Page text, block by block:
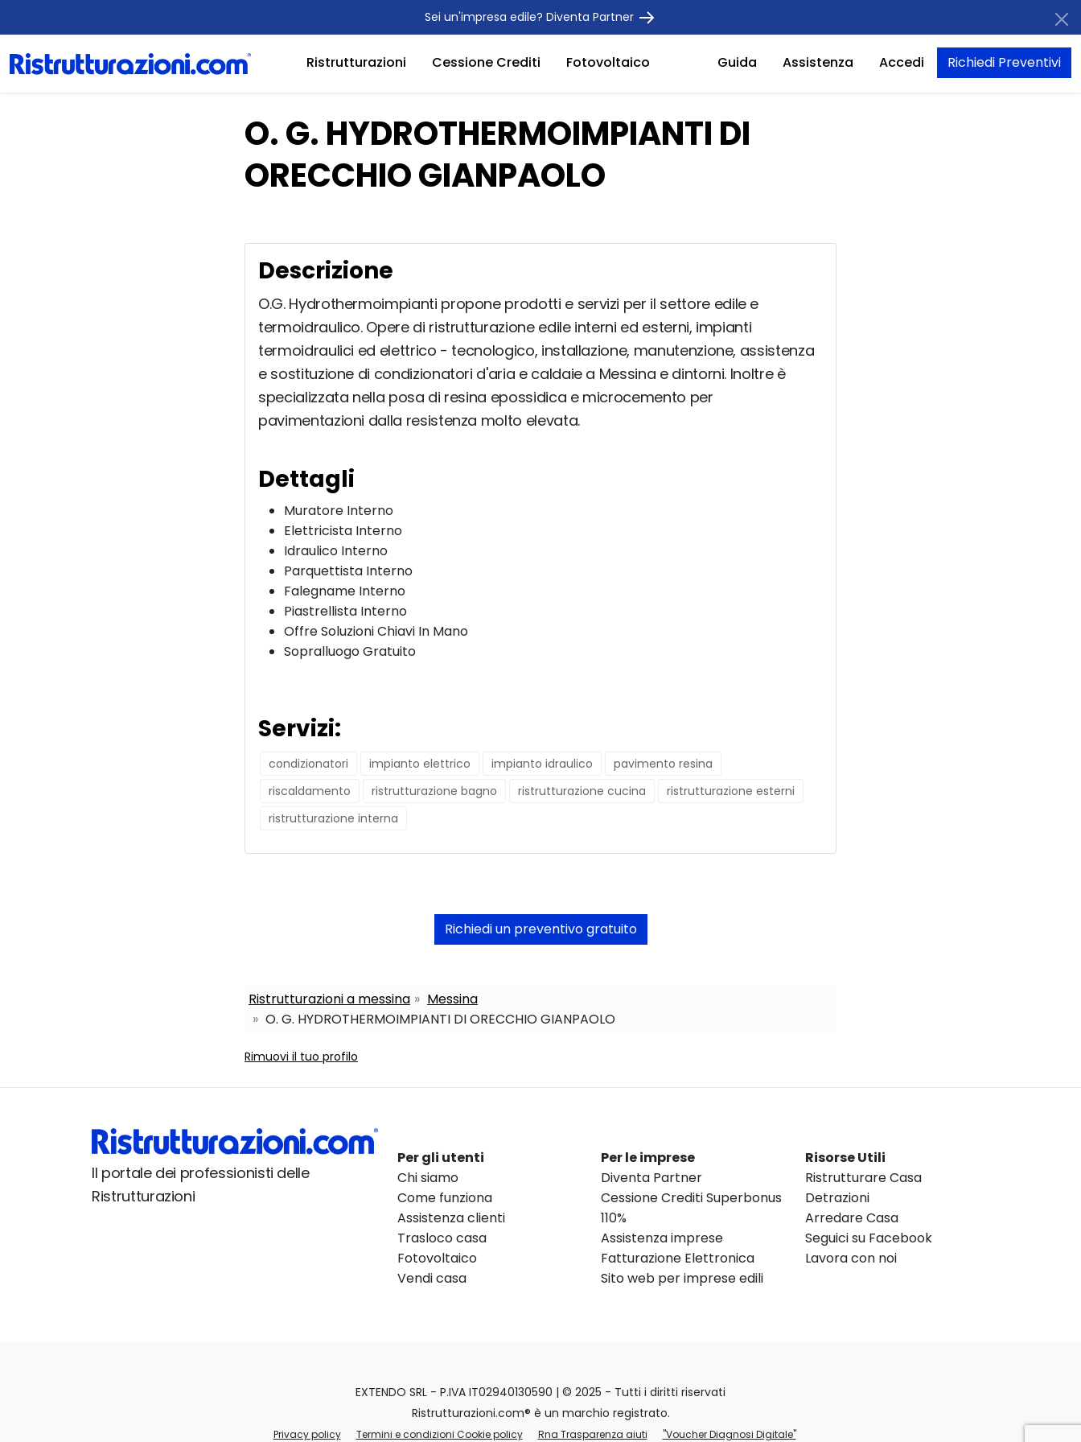
Sei un'impresa edile? Diventa Partner
Ristrutturazioni Cessione Crediti Fotovoltaico Guida Assistenza Accedi Richiedi Preventivi
O. G. HYDROTHERMOIMPIANTI DI
ORECCHIO GIANPAOLO
Descrizione
O.G. Hydrothermoimpianti propone prodotti e servizi per il settore edile e
termoidraulico. Opere di ristrutturazione edile interni ed esterni, impianti
termoidraulici ed elettrico - tecnologico, installazione, manutenzione, assistenza
e sostituzione di condizionatori d'aria e caldaie a Messina e dintorni. Inoltre è
specializzata nella posa di resina epossidica e microcemento per
pavimentazioni dalla resistenza molto elevata.
Dettagli
Muratore Interno
Elettricista Interno
Idraulico Interno
Parquettista Interno
Falegname Interno
Piastrellista Interno
Offre Soluzioni Chiavi In Mano
Sopralluogo Gratuito
Servizi:
condizionatori impianto elettrico impianto idraulico
pavimento resina
riscaldamento
ristrutturazione bagno ristrutturazione cucina
ristrutturazione esterni
ristrutturazione interna
Richiedi un preventivo gratuito
Ristrutturazioni a messina
Messina
O. G. HYDROTHERMOIMPIANTI DI ORECCHIO GIANPAOLO
Rimuovi il tuo profilo
Il portale dei professionisti delle
Ristrutturazioni
Per gli utenti
Chi siamo
Come funziona
Assistenza clienti
Trasloco casa
Fotovoltaico
Vendi casa
Per le imprese
Diventa Partner
Cessione Crediti Superbonus
110%
Assistenza imprese
Fatturazione Elettronica
Sito web per imprese edili
Risorse Utili
Ristrutturare Casa
Detrazioni
Arredare Casa
Seguici su Facebook
Lavora con noi
EXTENDO SRL - P.IVA IT02940130590 | © 2025 - Tutti i diritti riservati
Ristrutturazioni.com® è un marchio registrato.
Privacy policy Termini e condizioni Cookie policy Rna Trasparenza aiuti "Voucher Diagnosi Digitale"